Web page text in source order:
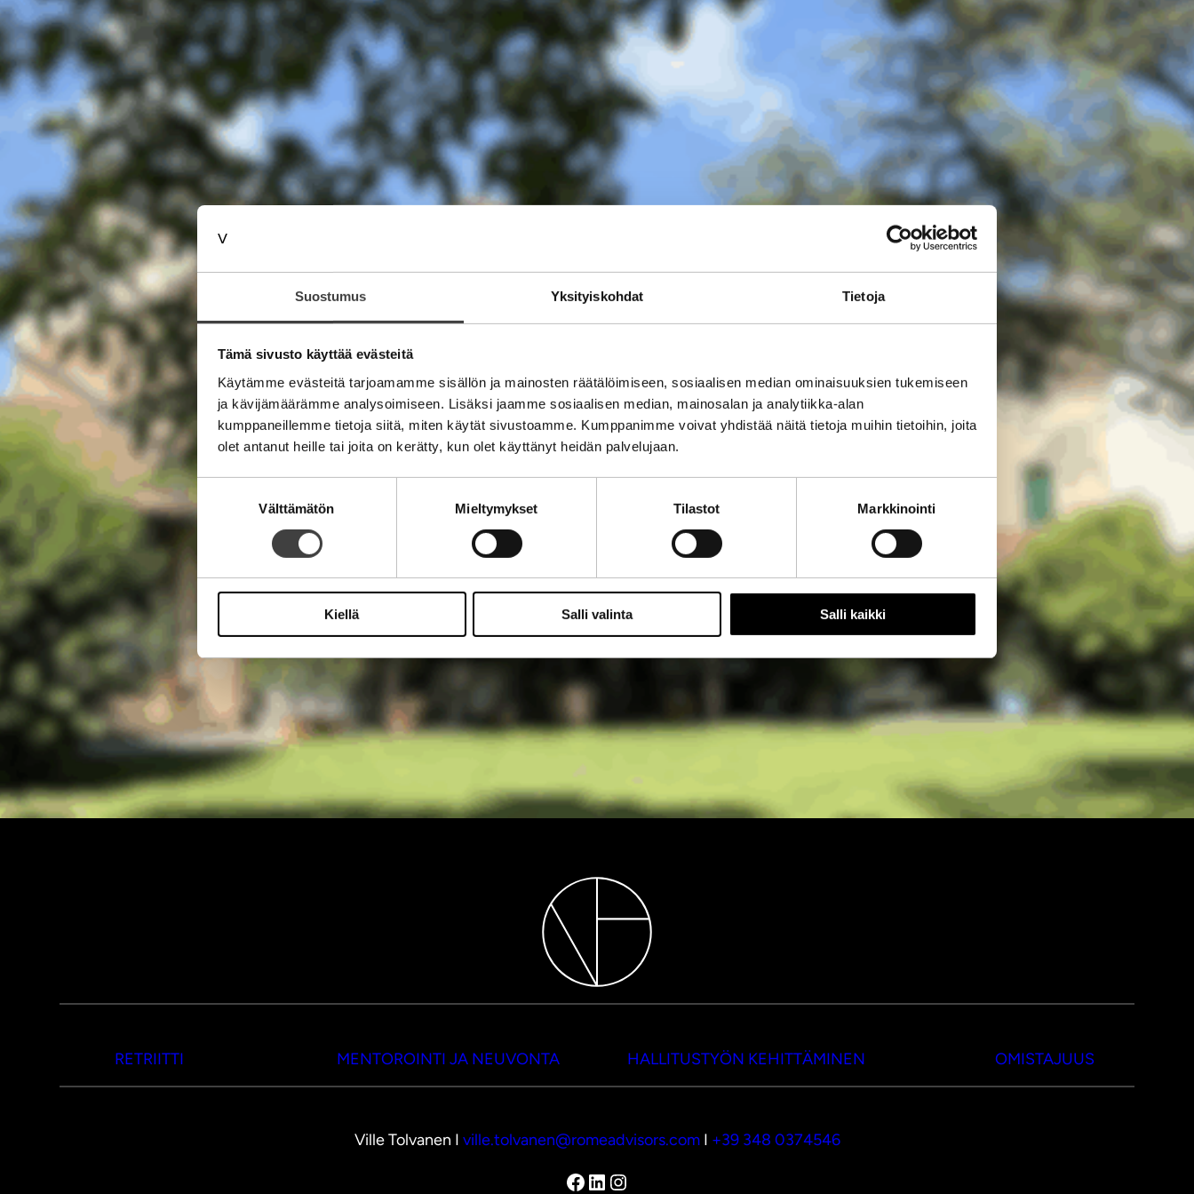
Suostumus Yksityiskohdat Tietoja
Tämä sivusto käyttää evästeitä
Käytämme evästeitä tarjoamamme sisällön ja mainosten räätälöimiseen, sosiaalisen median ominaisuuksien tukemiseen
ja kävijämäärämme analysoimiseen. Lisäksi jaamme sosiaalisen median, mainosalan ja analytiikka-alan
kumppaneillemme tietoja siitä, miten käytät sivustoamme. Kumppanimme voivat yhdistää näitä tietoja muihin tietoihin, joita
olet antanut heille tai joita on kerätty, kun olet käyttänyt heidän palvelujaan.
valinta
Välttämätön Mieltymykset Tilastot Markkinointi
Kiellä Salli valinta Salli kaikki
RETRIITTI MENTOROINTI JA NEUVONTA HALLITUSTYÖN KEHITTÄMINEN OMISTAJUUS
Ville Tolvanen I ville.tolvanen@romeadvisors.comI +39 348 0374546
Facebook
LinkedIn
Instagram